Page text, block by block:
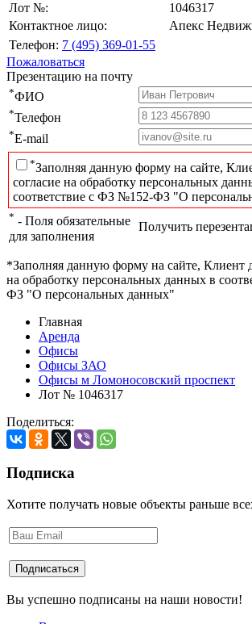
Лот №:
1046317
Контактное лицо:
Апекс
Телефон: 7 (495) 369-01-55
Пожаловаться
Презентацию на почту
*ФИО
*Телефон
*E-mail
*Заполняя данную форму на сайте,
согласие на обработку персональных
соответствие с ФЗ №152-ФЗ "О
* - Поля обязательные
для заполнения
Получить
*Заполняя данную форму на сайте, Клиент
на обработку персональных данных в
ФЗ "О персональных данных"
Главная
Аренда
Офисы
Офисы ЗАО
Офисы м Ломоносовский проспект
Лот № 1046317
Поделиться:
Подписка
Хотите получать новые объекты раньше
Вы успешно подписаны на наши новости!